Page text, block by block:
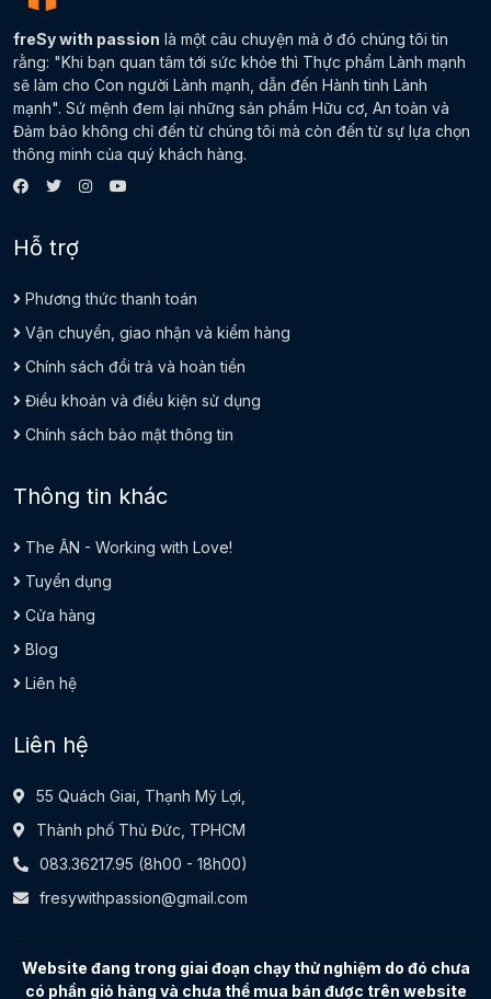
freSy with passion là một câu chuyện mà ở đó chúng tôi tin
rằng: "Khi bạn quan tâm tới sức khỏe thì Thực phẩm Lành mạnh
sẽ làm cho Con người Lành mạnh, dẫn đến Hành tinh Lành
mạnh". Sứ mệnh đem lại những sản phẩm Hữu cơ, An toàn và
Đảm bảo không chỉ đến từ chúng tôi mà còn đến từ sự lựa chọn
thông minh của quý khách hàng.
Hỗ trợ
Phương thức thanh toán
Vận chuyển, giao nhận và kiểm hàng
Chính sách đổi trả và hoàn tiền
Điều khoản và điều kiện sử dụng
Chính sách bảo mật thông tin
Thông tin khác
The ÂN - Working with Love!
Tuyển dụng
Cửa hàng
Blog
Liên hệ
Liên hệ
55 Quách Giai, Thạnh Mỹ Lợi,
Thành phố Thủ Đức, TPHCM
083.36217.95 (8h00 - 18h00)
fresywithpassion@gmail.com
Website đang trong giai đoạn chạy thử nghiệm do đó chưa
có phần giỏ hàng và chưa thể mua bán được trên website